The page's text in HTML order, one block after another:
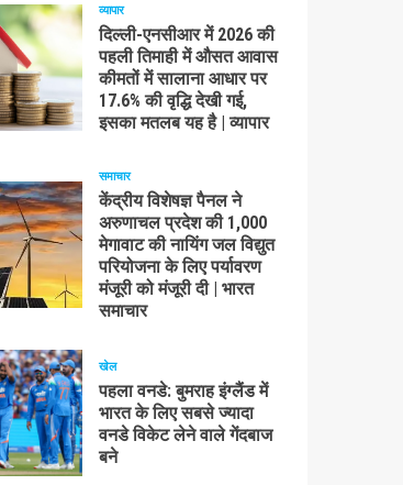
व्यापार
दिल्ली-एनसीआर में 2026 की
पहली तिमाही में औसत आवास
कीमतों में सालाना आधार पर
17.6% की वृद्धि देखी गई,
इसका मतलब यह है | व्यापार
समाचार
केंद्रीय विशेषज्ञ पैनल ने
अरुणाचल प्रदेश की 1,000
मेगावाट की नायिंग जल विद्युत
परियोजना के लिए पर्यावरण
मंजूरी को मंजूरी दी | भारत
समाचार
खेल
पहला वनडे: बुमराह इंग्लैंड में
भारत के लिए सबसे ज्यादा
वनडे विकेट लेने वाले गेंदबाज
बने